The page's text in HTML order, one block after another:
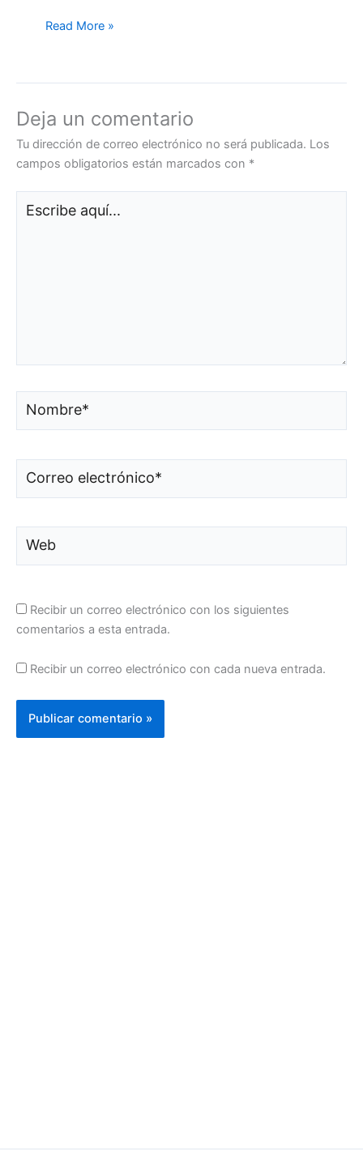
Read More »
Deja un comentario
Tu dirección de correo electrónico no será publicada. Los
campos obligatorios están marcados con *
aquí...
Correo
electrónico*
Recibir un correo electrónico con los siguientes
comentarios a esta entrada.
Recibir un correo electrónico con cada nueva entrada.